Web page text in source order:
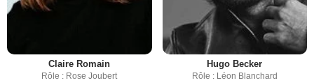
Claire Romain
Rôle : Rose Joubert
Hugo Becker
Rôle : Léon Blanchard